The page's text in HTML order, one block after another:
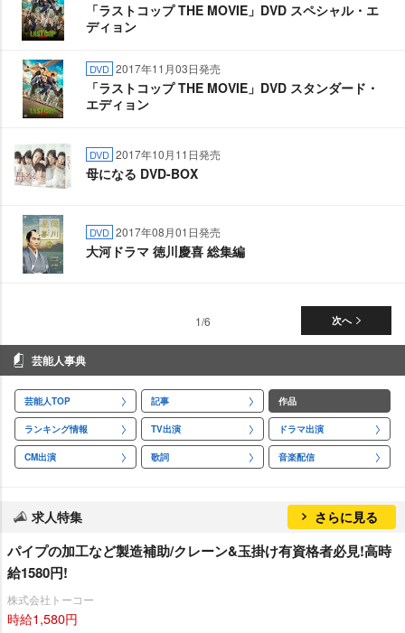
「ラストコップ THE MOVIE」DVD スペシャル・エ
ディョン
DVD 2017年11月03日発売
「ラストコップ THE MOVIE」DVD スタンダード・
エディョン
DVD 2017年10月11日発売
母になる DVD-BOX
DVD 2017年08月01日発売
大河ドラマ 徳川慶喜 総集編
次へ
1/6
芸能人事典
芸能人TOP 記事 作品
ランキング情報 TV出演 ドラマ出演
CM出演 歌詞 音楽配信
求人特集 さらに見る
パイプの加工など製造補助/クレーン&玉掛け有資格者必見!高時
給1580円!
株式会社トーコー
時給1,580円